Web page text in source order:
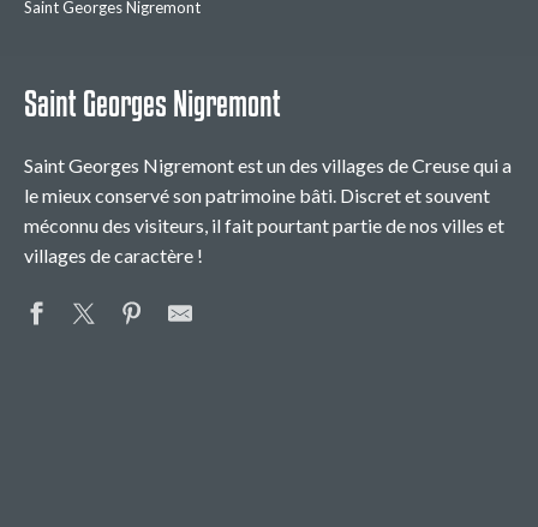
Saint Georges Nigremont
Saint Georges Nigremont
Saint Georges Nigremont est un des villages de Creuse qui a
le mieux conservé son patrimoine bâti. Discret et souvent
méconnu des visiteurs, il fait pourtant partie de nos villes et
villages de caractère !